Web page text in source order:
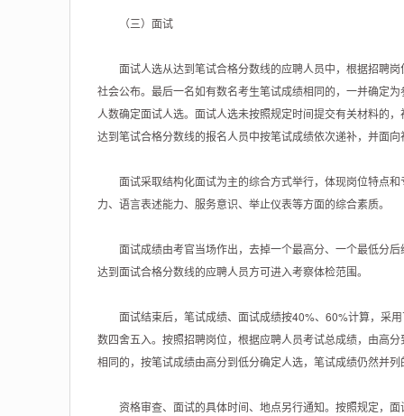
（三）面试
面试人选从达到笔试合格分数线的应聘人员中，根据招聘岗
社会公布。最后一名如有数名考生笔试成绩相同的，一并确定
人数确定面试人选。面试人选未按照规定时间提交有关材料的
达到笔试合格分数线的报名人员中按笔试成绩依次递补，并面向
面试采取结构化面试为主的综合方式举行，体现岗位特点和
力、语言表述能力、服务意识、举止仪表等方面的综合素质。
面试成绩由考官当场作出，去掉一个最高分、一个最低分后
达到面试合格分数线的应聘人员方可进入考察体检范围。
面试结束后，笔试成绩、面试成绩按40%、60%计算，采用
数四舍五入。按照招聘岗位，根据应聘人员考试总成绩，由高
相同的，按笔试成绩由高分到低分确定人选，笔试成绩仍然并
资格审查、面试的具体时间、地点另行通知。按照规定，面